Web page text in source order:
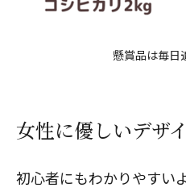
懸賞品は毎日
女性に優しいデザ
初心者にもわかりやすい